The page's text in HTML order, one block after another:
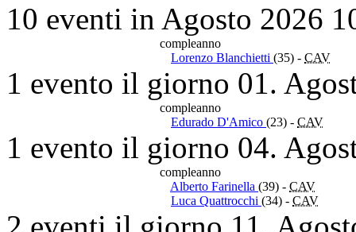
10 eventi in Agosto 2026
compleanno
Lorenzo Blanchietti (35) - CAV
1 evento il giorno 01.
compleanno
Edurado D'Amico (23) - CAV
1 evento il giorno 04.
compleanno
Alberto Farinella (39) - CAV
Luca Quattrocchi (34) - CAV